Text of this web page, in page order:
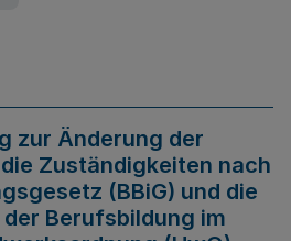
zur Änderung der
Zuständigkeiten nach
(BBiG) und die
Berufsbildung im